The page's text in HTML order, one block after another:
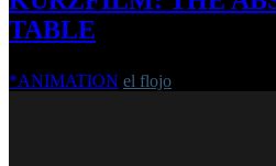
TABLE
*ANIMATION el flojo